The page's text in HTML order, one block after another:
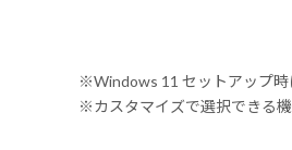
※Windows 11 セットアップ時
※カスタマイズで選択できる